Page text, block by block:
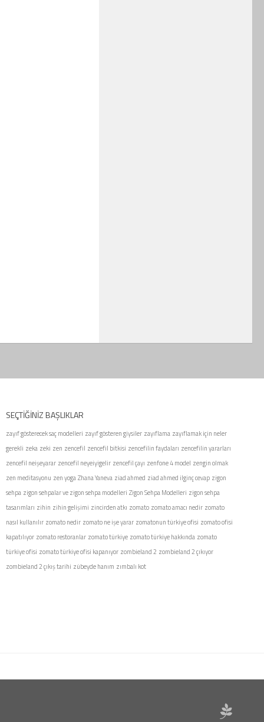
SEÇTIĞINIZ BAŞLIKLAR
zayıf gösterecek saç modelleri zayıf gösteren giysiler zayıflama zayıflamak için neler
gerekli zeka zeki zen zencefil zencefil bitkisi zencefilin faydaları zencefilin yararları
zencefil neişeyarar zencefil neyeiyigelir zencefil çayı zenfone 4 model zengin olmak
zen meditasyonu zen yogaZhana Yaneva ziad ahmed ziad ahmed ilginç cevap zigon
sehpa zigon sehpalar ve zigon sehpa modelleri Zigon Sehpa Modelleri zigon sehpa
tasarımları zihin zihin gelişimi zincirden atkı zomato zomato amacı nedir zomato
nasıl kullanılır zomato nedir zomato ne işe yarar zomatonun türkiye ofisi zomato ofisi
kapatılıyor zomato restoranlar zomato türkiye zomato türkiye hakkında zomato
türkiye ofisi zomato türkiye ofisi kapanıyor zombieland 2 zombieland 2 çıkıyor
zombieland 2 çıkış tarihi zübeyde hanım zımbalı kot